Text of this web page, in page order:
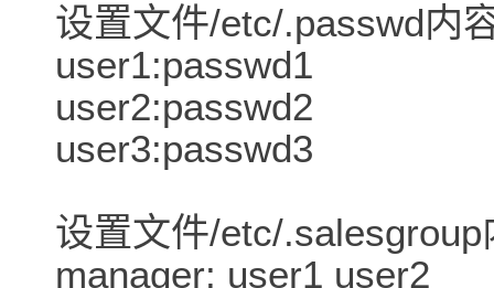
设置文件/etc/.passwd内
user1:passwd1
user2:passwd2
user3:passwd3
设置文件/etc/.salesgroup
manager: user1 user2